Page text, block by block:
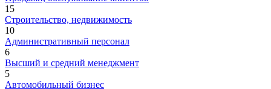
15
Строительство, недвижимость
10
Административный персонал
6
Высший и средний менеджмент
5
Автомобильный бизнес